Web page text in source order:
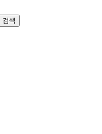
검색